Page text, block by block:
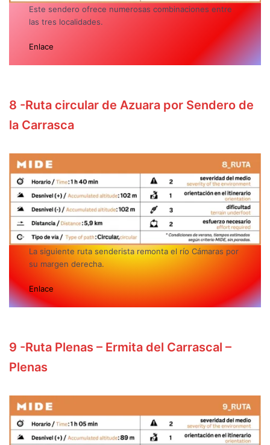
Este sendero ofrece numerosas combinaciones entre
las tres localidades.
Enlace
8 -Ruta circular de Azuara por Sendero de
la Carrasca
La siguiente ruta senderista remonta el río Cámaras por
su margen derecha.
Enlace
9 -Ruta Plenas – Ermita del Carrascal –
Plenas